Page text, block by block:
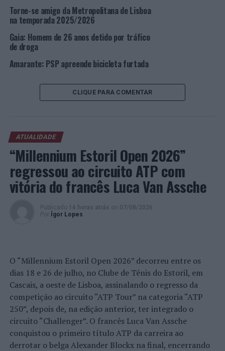
Foto: PSP.
TÓPICOS RELACIONADOS: CRIMINALIDADE
LISBOA
PRÓXIMO
Prazo de candidaturas do concurso “Escola Alerta!”
alargado até 08 de abril de 2022
NÃO PERCA
Torne-se amigo da Metropolitana de Lisboa
na temporada 2025/2026
Gaia: Homem de 26 anos detido por tráfico
de droga
Amarante: PSP apreende bicicleta furtada
CLIQUE PARA COMENTAR
ATUALIDADE
“Millennium Estoril Open 2026”
regressou ao circuito ATP com
vitória do francês Luca Van Assche
Publicado 14 horas atrás on 07/08/2026
Por
Ígor Lopes
O “Millennium Estoril Open 2026” decorreu entre os
dias 18 e 26 de julho, no Clube de Ténis do Estoril, em
Cascais, a oeste de Lisboa, assinalando o regresso da
competição ao circuito “ATP Tour” na categoria “ATP
250”, depois de, na edição anterior, ter integrado o
circuito “Challenger”. O francês Luca Van Assche
conquistou o primeiro título ATP da carreira ao
derrotar o belga Alexander Blockx na final, encerrando